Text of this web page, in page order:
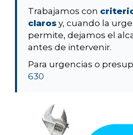
Trabajamos con
claros y, cuando la
permite, dejamos el
antes de intervenir.
Para urgencias o
630